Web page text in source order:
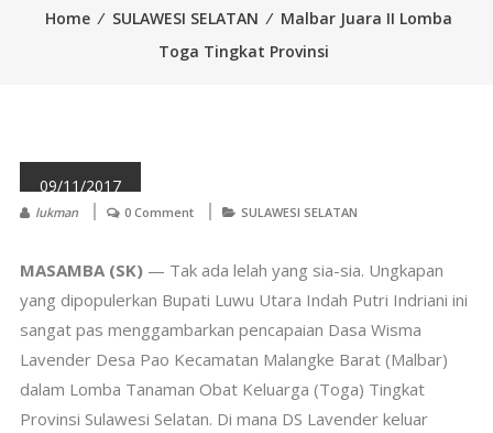
Home ⁄ SULAWESI SELATAN ⁄ Malbar Juara II Lomba
Toga Tingkat Provinsi
09/11/2017
lukman 0 Comment SULAWESI SELATAN
MASAMBA (SK)— Tak ada lelah yang sia-sia. Ungkapan
yang dipopulerkan Bupati Luwu Utara Indah Putri Indriani ini
sangat pas menggambarkan pencapaian Dasa Wisma
Lavender Desa Pao Kecamatan Malangke Barat (Malbar)
dalam Lomba Tanaman Obat Keluarga (Toga) Tingkat
Provinsi Sulawesi Selatan. Di mana DS Lavender keluar